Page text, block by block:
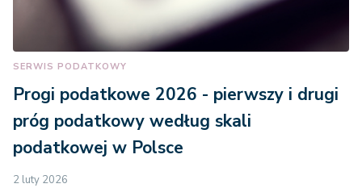
SERWIS PODATKOWY
Progi podatkowe 2026 - pierwszy i drugi
próg podatkowy według skali
podatkowej w Polsce
2 luty 2026